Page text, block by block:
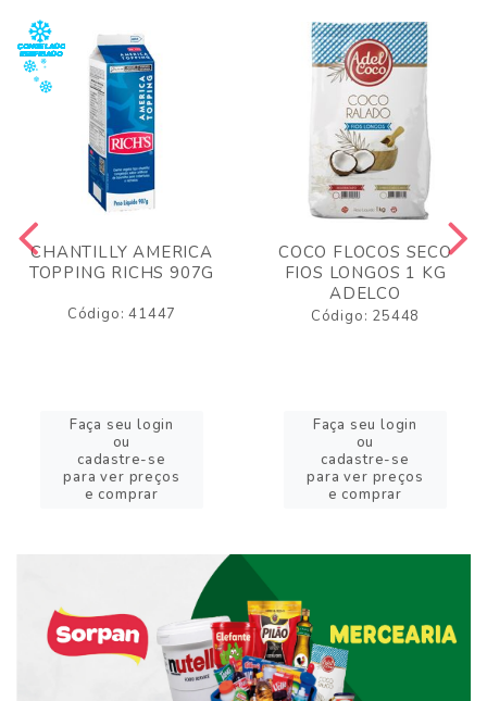
CHANTILLY AMERICA
TOPPING RICHS 907G
Código: 41447
Faça seu login
ou
cadastre-se
para ver preços
e comprar
COCO FLOCOS SECO
FIOS LONGOS 1 KG
ADELCO
Código: 25448
Faça seu login
ou
cadastre-se
para ver preços
e comprar